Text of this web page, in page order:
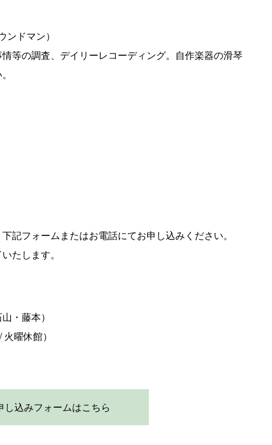
ドマン）
等の調査、デイリーレコーディング。自作楽器の滑琴
記フォームまたはお電話にてお申し込みください。
たします。
・藤本）
曜休館）
し込みフォームはこちら